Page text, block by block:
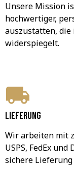
Unsere Mission
hochwertiger,
auszustatten,
widerspiegelt.
Lieferung
Wir arbeiten mit
USPS, FedEx
sichere